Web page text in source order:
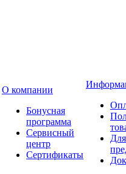
О компании
Бонусная
программа
Сервисный
центр
Сертификаты
Для